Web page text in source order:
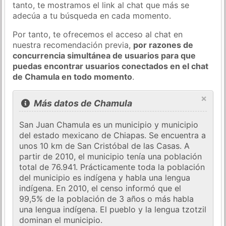
tanto, te mostramos el link al chat que más se
adecúa a tu búsqueda en cada momento.
Por tanto, te ofrecemos el acceso al chat en
nuestra recomendación previa, por razones de
concurrencia simultánea de usuarios para que
puedas encontrar usuarios conectados en el chat
de Chamula en todo momento.
×
Más datos de Chamula
San Juan Chamula es un municipio y municipio
del estado mexicano de Chiapas. Se encuentra a
unos 10 km de San Cristóbal de las Casas. A
partir de 2010, el municipio tenía una población
total de 76.941. Prácticamente toda la población
del municipio es indígena y habla una lengua
indígena. En 2010, el censo informó que el
99,5% de la población de 3 años o más habla
una lengua indígena. El pueblo y la lengua tzotzil
dominan el municipio.